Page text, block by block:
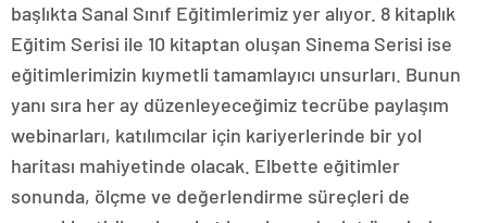
başlıkta Sanal Sınıf Eğitimlerimiz yer alıyor. 8 kitaplık
Eğitim Serisi ile 10 kitaptan oluşan Sinema Serisi ise
eğitimlerimizin kıymetli tamamlayıcı unsurları. Bunun
yanı sıra her ay düzenleyeceğimiz tecrübe paylaşım
webinarları, katılımcılar için kariyerlerinde bir yol
haritası mahiyetinde olacak. Elbette eğitimler
sonunda, ölçme ve değerlendirme süreçleri de